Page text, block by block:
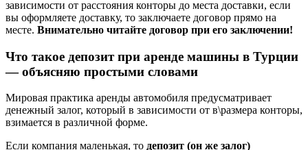
зависимости от расстояния конторы до места доставки, если
вы оформляете доставку, то заключаете договор прямо на
месте. Внимательно читайте договор при его заключении!
Что такое депозит при аренде машины в Турции
— объясняю простыми словами
Мировая практика аренды автомобиля предусматривает
денежный залог, который в зависимости от в\размера конторы,
взимается в различной форме.
Если компания маленькая, то депозит (он же залог)